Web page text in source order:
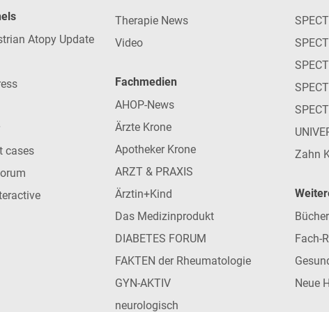
Atopy Update
cases
Therapie News
Video
Fachmedien
AHOP-News
Ärzte Krone
Apotheker Krone
ARZT & PRAXIS
Ärztin+Kind
Das Medizinprodukt
DIABETES FORUM
FAKTEN der Rheumatologie
GYN-AKTIV
neurologisch
Zahn
Bücher
Fach-
Neue